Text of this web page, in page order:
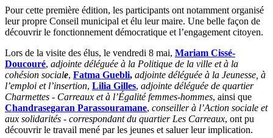
Pour cette première édition, les participants ont notamment organisé
leur propre Conseil municipal et élu leur maire. Une belle façon de
découvrir le fonctionnement démocratique et l’engagement citoyen.
Lors de la visite des élus, le vendredi 8 mai, Mariam Cissé-
Doucouré, adjointe déléguée à la Politique de la ville et à la
cohésion sociale, Fatma Guebli, adjointe déléguée à la Jeunesse, à
l’emploi et l’insertion, Lilia Gilles, adjointe déléguée de quartier
Charmettes - Carreaux et à l’Égalité femmes-hommes, ainsi que
Chandrasegaran Parassouramane, conseiller à l’Action sociale et
aux solidarités - correspondant du quartier Les Carreaux, ont pu
découvrir le travail mené par les jeunes et saluer leur implication.